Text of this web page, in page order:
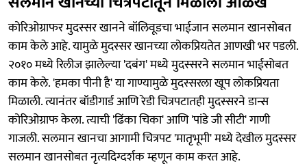
कोरिओग्राफर मुदस्सर खानने बॉलिवूडचा भाईजान सलमान खानसोबत
काम केले आहे. यामुळे मुदस्सर खानच्या लोकप्रियतेत आणखी भर पडली.
२०१० मध्ये रिलीज झालेल्या 'दबंग' मध्ये मुदस्सरने सलमान भाईसोबत
काम केले. 'हमका पीनी है' या गाण्यामुळे मुदस्सरला खूप लोकप्रियता
मिळाली. त्यानंतर बॉडीगार्ड आणि रेडी चित्रपटातही मुदस्सरने डान्स
कोरिओग्राफ केला. त्याची 'ढिंका चिका' आणि 'पांडे जी सीटी' गाणी
गाजली. सलमान खानचा आगामी चित्रपट 'मातृभूमी' मध्ये देखील मुदस्सर
सलमान खानसोबत नृत्यदिग्दर्शक म्हणून काम करत आहे.